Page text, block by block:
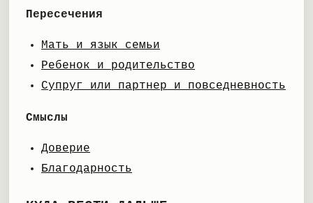
Пересечения
Мать и язык семьи
Ребенок и родительство
Супруг или партнер и повседневность
Смыслы
Доверие
Благодарность